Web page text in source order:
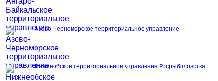
Азово-Черноморское территориальное управление
Нижнеобское территориальное управление Росрыболовства